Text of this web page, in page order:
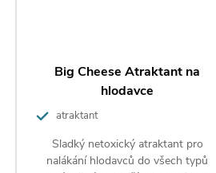
Big Cheese Atraktant na
hlodavce
atraktant
Sladký netoxický atraktant pro
nalákání hlodavců do všech typů